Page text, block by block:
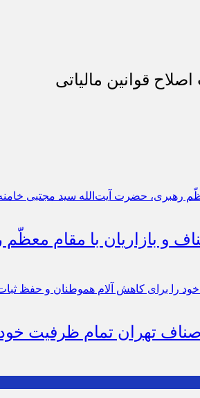
قوانین مالیاتی
و بازاریان با مقام
تهران تمام ظرفیت